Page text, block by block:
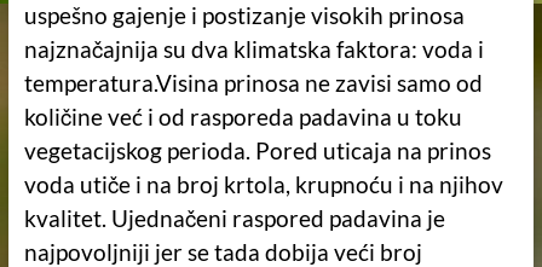
uspešno gajenje i postizanje visokih prinosa
najznačajnija su dva klimatska faktora: voda i
temperatura.Visina prinosa ne zavisi samo od
količine već i od rasporeda padavina u toku
vegetacijskog perioda. Pored uticaja na prinos
voda utiče i na broj krtola, krupnoću i na njihov
kvalitet. Ujednačeni raspored padavina je
najpovoljniji jer se tada dobija veći broj